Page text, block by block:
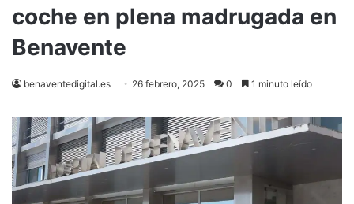
coche en plena madrugada en
Benavente
benaventedigital.es 26 febrero, 2025 0 1 minuto leído